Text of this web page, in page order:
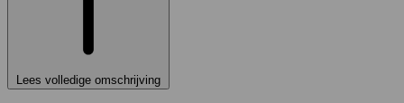
Lees volledige omschrijving